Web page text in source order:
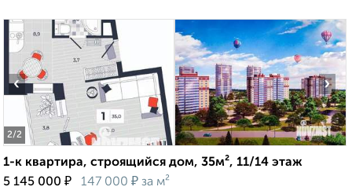
2/2
‹ ›
1-к квартира, строящийся дом, 35м², 11/14 этаж
5 145 000 ₽ 147 000 ₽ за м²